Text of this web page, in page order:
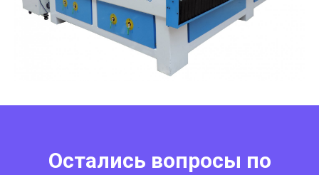
Остались вопросы по